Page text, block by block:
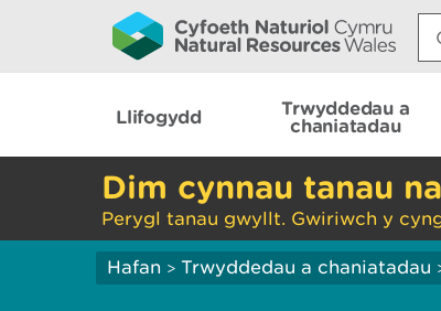
Llifogydd
Trwyddedau a
chaniatadau
Dim cynnau tanau
Perygl tanau gwyllt. Gwiriwch y
Hafan > Trwyddedau a chaniatadau